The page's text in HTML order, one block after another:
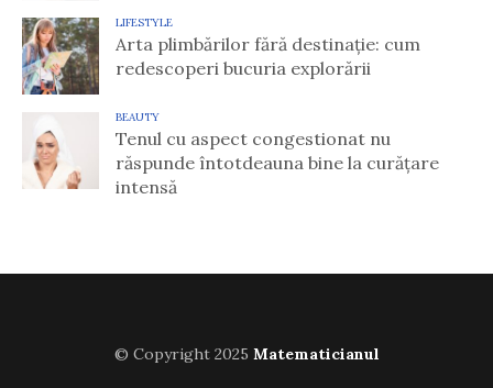
LIFESTYLE
Arta plimbărilor fără destinație: cum
redescoperi bucuria explorării
BEAUTY
Tenul cu aspect congestionat nu
răspunde întotdeauna bine la curățare
intensă
© Copyright 2025 Matematicianul